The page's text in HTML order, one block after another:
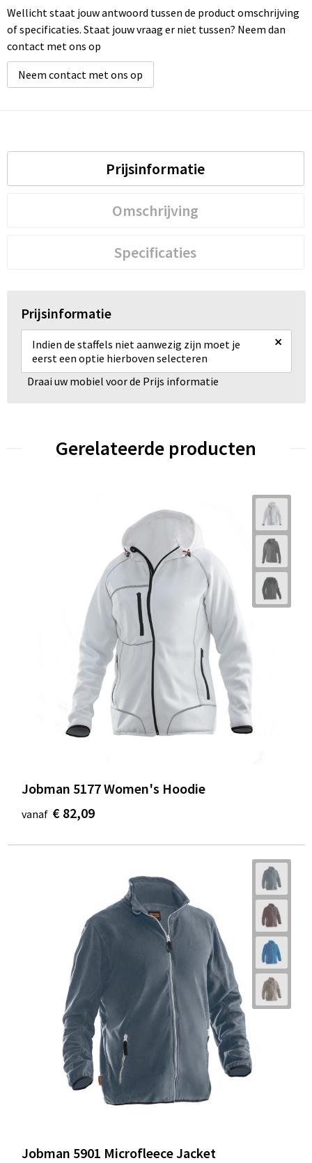
Wellicht staat jouw antwoord tussen de product omschrijving
of specificaties. Staat jouw vraag er niet tussen? Neem dan
contact met ons op
Neem contact met ons op
Prijsinformatie
Omschrijving
Specificaties
Prijsinformatie
Indien de staffels niet aanwezig zijn moet je
eerst een optie hierboven selecteren
×
Draai uw mobiel voor de Prijs informatie
Gerelateerde producten
Jobman 5177 Women's Hoodie
vanaf € 82,09
Jobman 5901 Microfleece Jacket